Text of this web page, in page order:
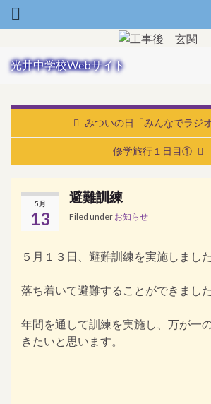
Search for:
光井中学校Webサイト
みついの日「みんなでラジオ
修学旅行１日目①
5月
13
避難訓練
Filed under お知らせ
５月１３日、避難訓練を実施しました
落ち着いて避難することができました
年間を通して訓練を実施し、万が一
きたいと思います。